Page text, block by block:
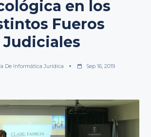
en los
Fueros
Judiciales
De Informática Jurídica Sep 16, 2019